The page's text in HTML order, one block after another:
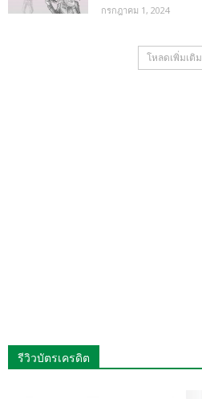
กรกฎาคม 1, 2024
โหลดเพิ่มเติม
รีวิวบัตรเครดิต